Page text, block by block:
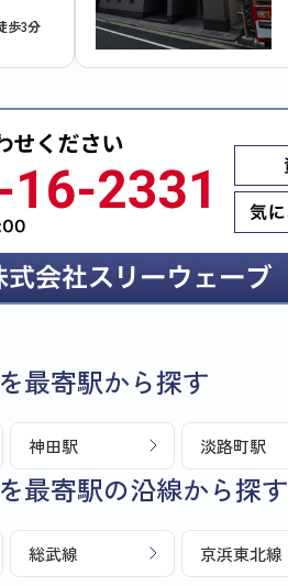
歩3分
最寄駅から探す
神田駅 淡路町駅
最寄駅の沿線から探す
総武線 京浜東北線